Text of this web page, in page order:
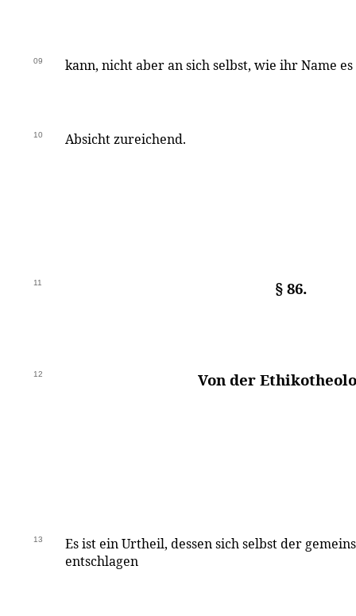
09 kann, nicht aber an sich selbst, wie ihr Name
10 Absicht zureichend.
11 § 86.
12 Von der
13
Es ist ein Urtheil, dessen sich selbst der
entschlagen